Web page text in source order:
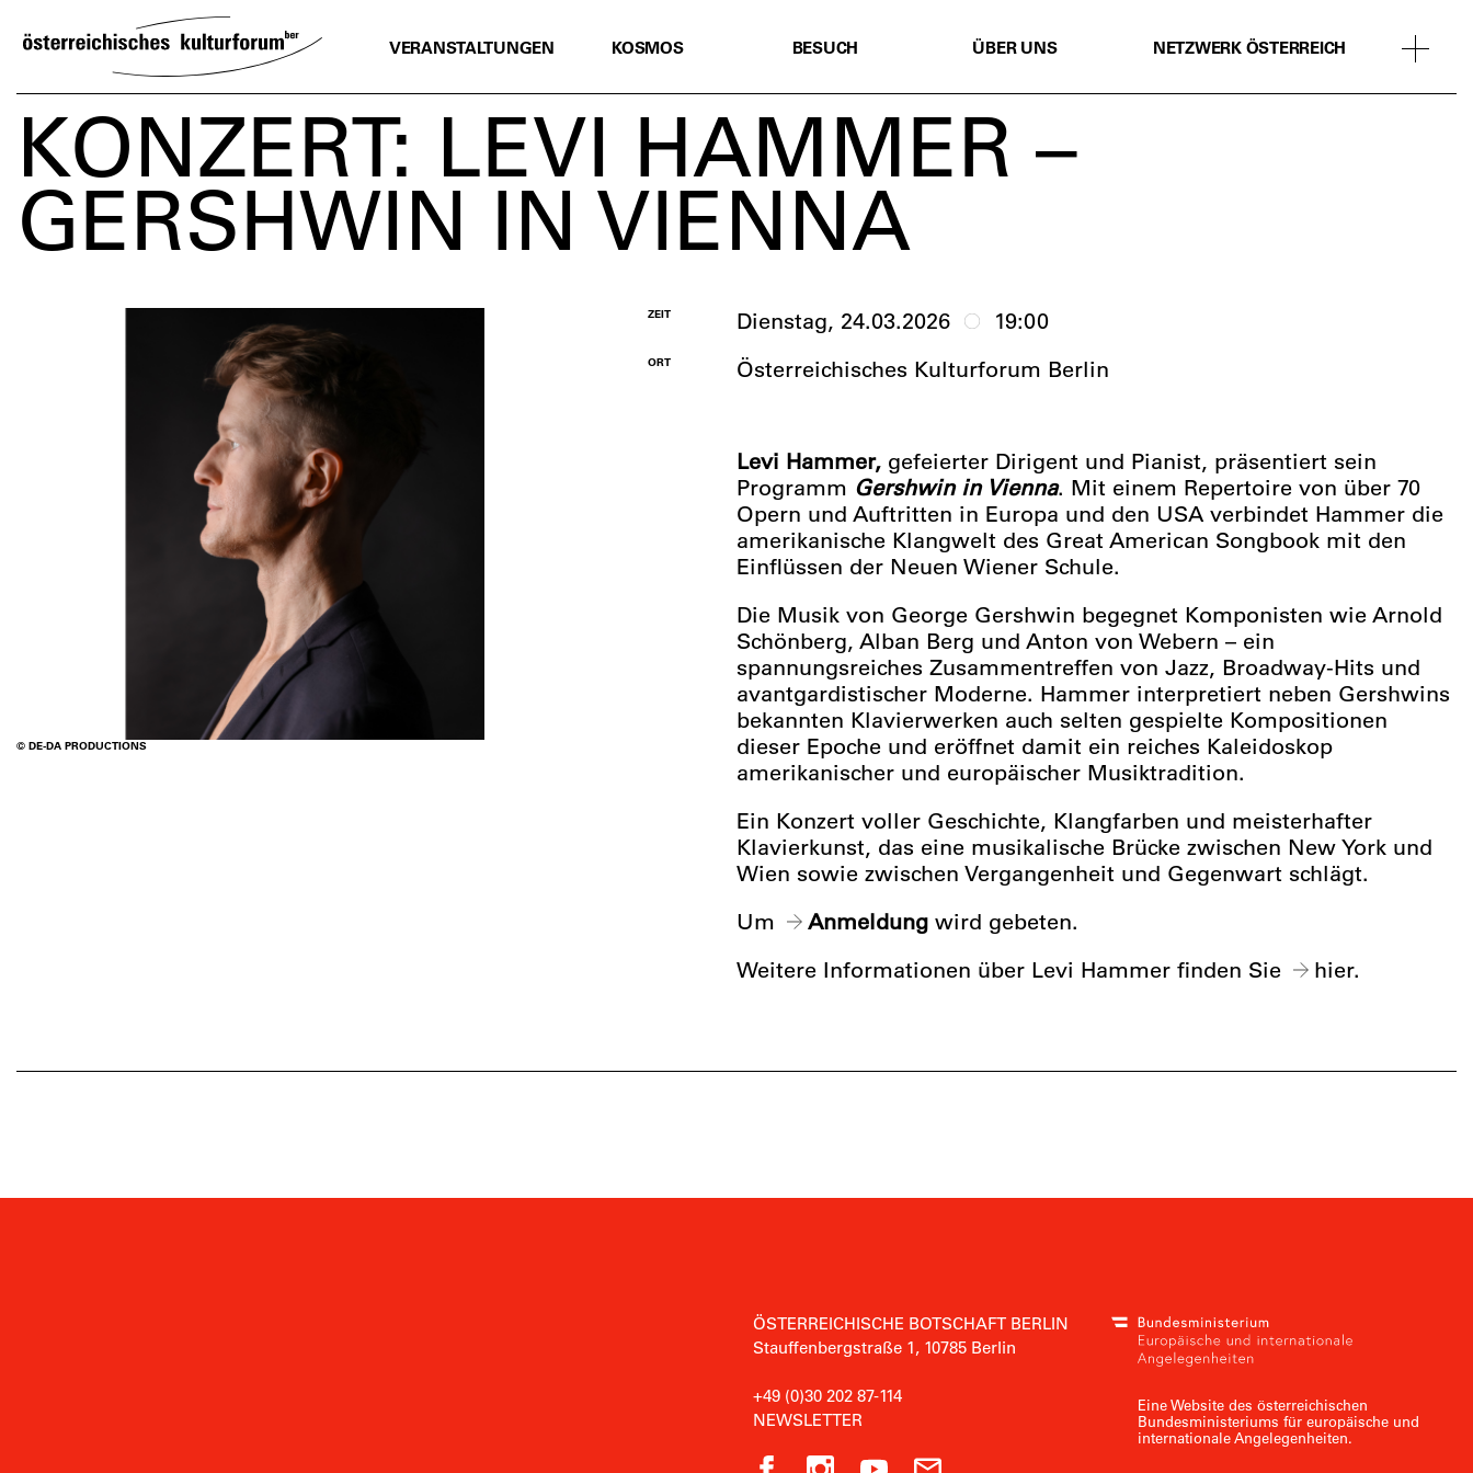
TO
CONTENT
VERANSTALTUNGEN KOSMOS BESUCH ÜBER UNS NETZWERK ÖSTERREICH
KONZERT: LEVI HAMMER –
GERSHWIN IN VIENNA
© DE-DA PRODUCTIONS
ZEIT Dienstag, 24.03.2026 19:00
ORT Österreichisches Kulturforum Berlin
Levi Hammer,gefeierter Dirigent und Pianist, präsentiert sein
Programm Gershwin in Vienna. Mit einem Repertoire von über 70
Opern und Auftritten in Europa und den USA verbindet Hammer die
amerikanische Klangwelt des Great American Songbook mit den
Einflüssen der Neuen Wiener Schule.
Die Musik von George Gershwin begegnet Komponisten wie Arnold
Schönberg, Alban Berg und Anton von Webern – ein
spannungsreiches Zusammentreffen von Jazz, Broadway-Hits und
avantgardistischer Moderne. Hammer interpretiert neben Gershwins
bekannten Klavierwerken auch selten gespielte Kompositionen
dieser Epoche und eröffnet damit ein reiches Kaleidoskop
amerikanischer und europäischer Musiktradition.
Ein Konzert voller Geschichte, Klangfarben und meisterhafter
Klavierkunst, das eine musikalische Brücke zwischen New York und
Wien sowie zwischen Vergangenheit und Gegenwart schlägt.
Um
Anmeldung wird gebeten.
Weitere Informationen über Levi Hammer finden Sie
hier.
ÖSTERREICHISCHE BOTSCHAFT BERLIN
Stauffenbergstraße 1, 10785 Berlin
+49 (0)30 202 87-114
NEWSLETTER
Eine Website des österreichischen
Bundesministeriums für europäische und
internationale Angelegenheiten.